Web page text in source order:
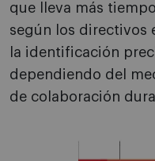
que lleva más
según los directivos
la identificación
dependiendo del
de colaboración